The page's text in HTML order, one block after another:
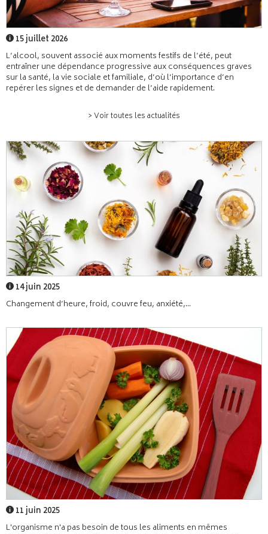
15 juillet 2026
L’alcool, souvent associé aux moments festifs de l’été, peut
entraîner une dépendance progressive aux conséquences graves
sur la santé, la vie sociale et familiale, d’où l’importance d’en
repérer les signes et de demander de l’aide rapidement.
> Voir toutes les actualités
14 juin 2025
Changement d’heure, froid, couvre feu, anxiété,...
11 juin 2025
L'organisme n'a pas besoin de tous les aliments en mêmes